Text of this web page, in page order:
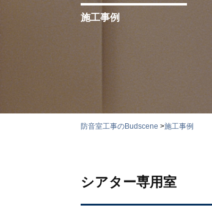
施工事例
防音室工事のBudscene >施工事例
シアター専用室